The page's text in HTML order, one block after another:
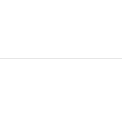
。
テレビがありまし
！
くる色んなものが。